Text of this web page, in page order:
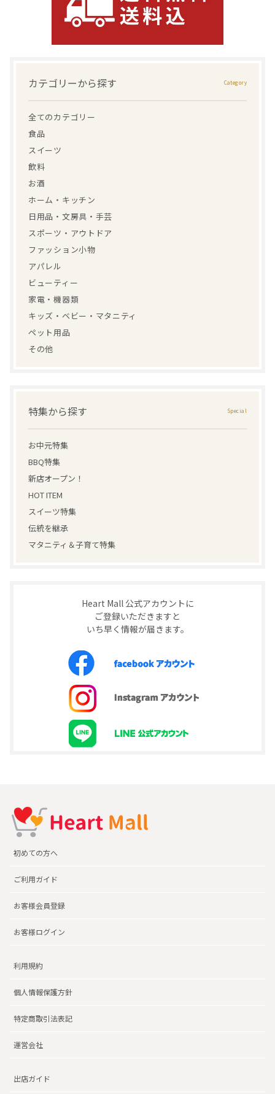
カテゴリーから探す
全てのカテゴリー
食品
スイーツ
飲料
お酒
ホーム・キッチン
日用品・文房具・手芸
スポーツ・アウトドア
ファッション小物
アパレル
ビューティー
家電・機器類
キッズ・ベビー・マタニティ
ペット用品
その他
特集から探す
お中元特集
BBQ特集
新店オープン！
HOT ITEM
スイーツ特集
伝統を継承
マタニティ＆子育て特集
Heart Mall 公式アカウントに
ご登録いただきますと
いち早く情報が届きます。
初めての方へ
ご利用ガイド
お客様会員登録
お客様ログイン
利用規約
個人情報保護方針
特定商取引法表記
運営会社
出店ガイド